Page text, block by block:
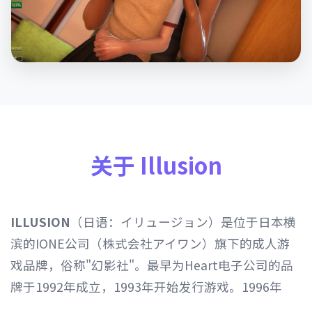
关于 Illusion
ILLUSION （日语：イリュージョン）是位于日本横
滨的IONE公司（株式会社アイワン）旗下的成人游
戏品牌，俗称"幻影社"。最早为Heart电子公司的品
牌于1992年成立，1993年开始发行游戏。1996年